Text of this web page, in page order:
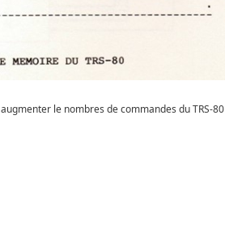
le nombres de commandes du TRS-80